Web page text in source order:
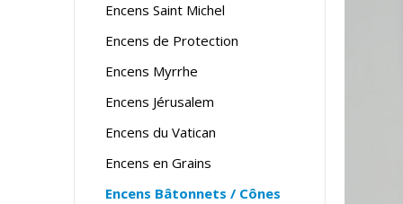
Encens Saint Michel
Encens de Protection
Encens Myrrhe
Encens Jérusalem
Encens du Vatican
Encens en Grains
Encens Bâtonnets / Cônes